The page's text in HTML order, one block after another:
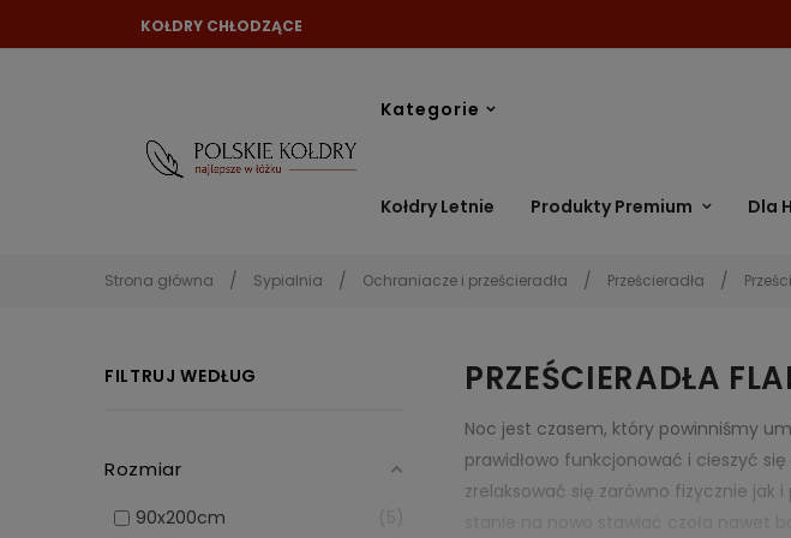
KOŁDRY CHŁODZĄCE
Kategorie
Kołdry Letnie Produkty Premium Dla
Strona główna Sypialnia Ochraniacze i prześcieradła Prześcieradła
FILTRUJ WEDŁUG
Rozmiar
90x200cm
5
PRZEŚCIERADŁA
Noc jest czasem, który powinniśmy
prawidłowo funkcjonować i cieszyć
zrelaksować się zarówno fizycznie jak